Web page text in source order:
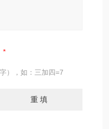
），如：三加四=7